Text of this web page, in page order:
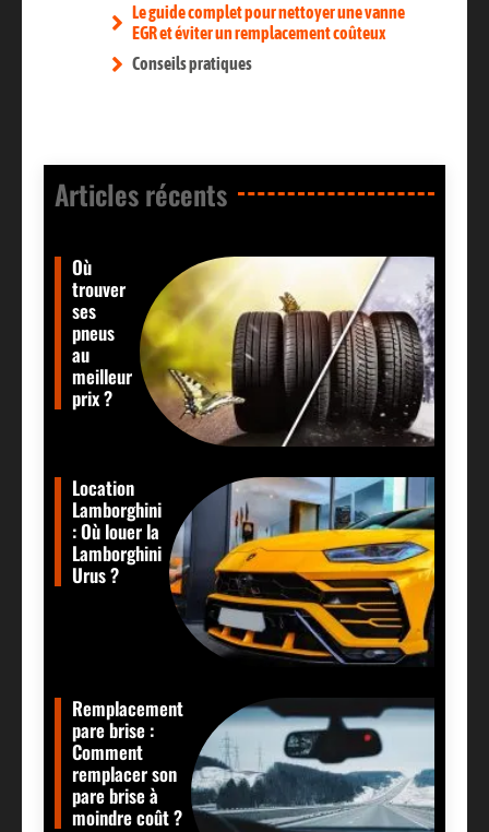
Le guide complet pour nettoyer une vanne
EGR et éviter un remplacement coûteux
Conseils pratiques
Articles récents​
Où
trouver
ses
pneus
au
meilleur
prix ?
Location
Lamborghini
: Où louer la
Lamborghini
Urus ?
Remplacement
pare brise :
Comment
remplacer son
pare brise à
moindre coût ?